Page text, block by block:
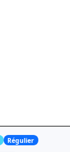
Régulier